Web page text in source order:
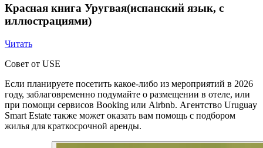
Красная книга Уругвая(испанский язык, с
иллюстрациями)
Читать
Совет от USE
Если планируете посетить какое-либо из мероприятий в 2026
году, заблаговременно подумайте о размещении в отеле, или
при помощи сервисов Booking или Airbnb. Агентство Uruguay
Smart Estate также может оказать вам помощь с подбором
жилья для краткосрочной аренды.